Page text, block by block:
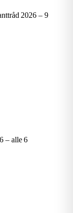
2026 – 9
– alle 6